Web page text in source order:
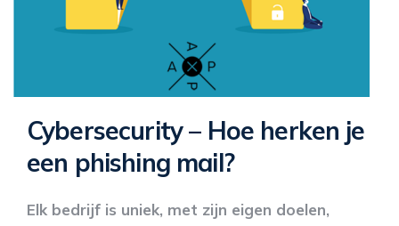
Cybersecurity – Hoe herken je
een phishing mail?
Elk bedrijf is uniek, met zijn eigen doelen,